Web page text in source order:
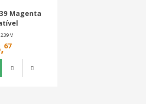
Magenta
67